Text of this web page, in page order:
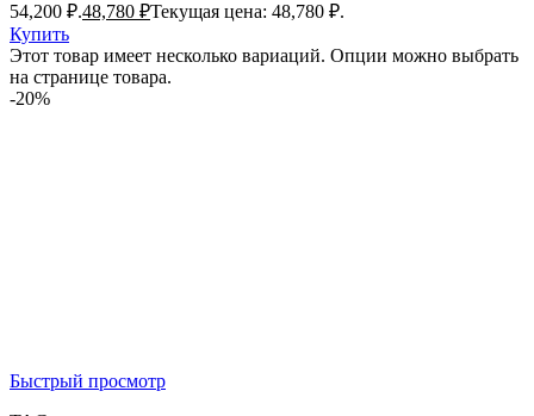
54,200 ₽.48,780 ₽Текущая цена: 48,780 ₽.
Купить
Этот товар имеет несколько вариаций. Опции можно выбрать
на странице товара.
-20%
Быстрый просмотр